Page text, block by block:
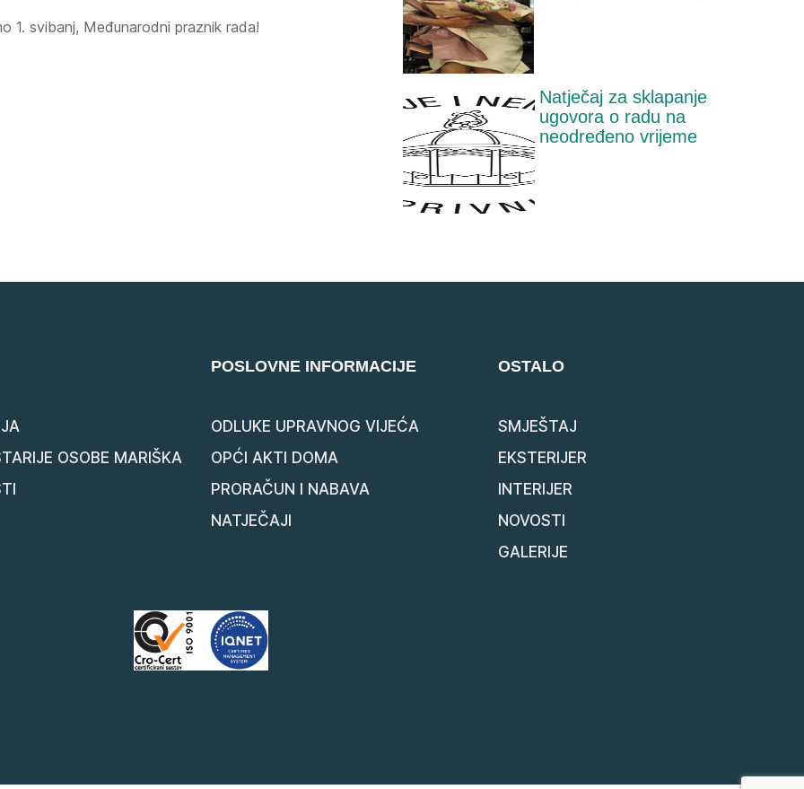
1. svibanj, Međunarodni praznik rada!
Natječaj za sklapanje
ugovora o radu na
neodređeno vrijeme
OSOBE MARIŠKA
POSLOVNE INFORMACIJE
ODLUKE UPRAVNOG VIJEĆA
OPĆI AKTI DOMA
PRORAČUN I NABAVA
NATJEČAJI
OSTALO
SMJEŠTAJ
EKSTERIJER
INTERIJER
NOVOSTI
GALERIJE